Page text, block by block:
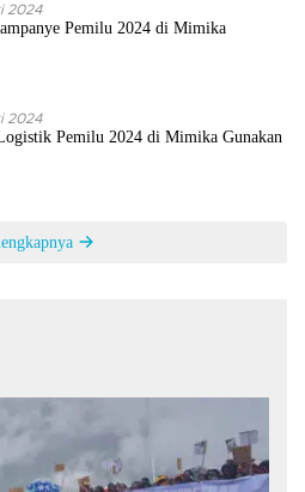
2024
Pemilu 2024 di Mimika
2024
Pemilu 2024 di Mimika Gunakan